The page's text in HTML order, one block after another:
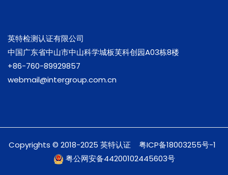
英特检测认证有限公司
中国广东省中山市中山科学城板芙科创园A03栋8楼
+86-760-89929857
webmail@intergroup.com.cn
Copyrights © 2018-2025 英特认证
粤ICP备18003255号-1
粤公网安备44200102445603号